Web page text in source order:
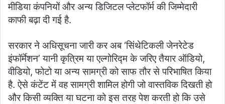
मीडिया कंपनियों और अन्य डिजिटल प्लेटफॉर्म की जिम्मेदारी
काफी बढ़ा दी गई है.
सरकार ने अधिसूचना जारी कर अब ‘सिंथेटिकली जेनरेटेड
इंफॉर्मेशन’ यानी कृत्रिम या एल्गोरिद्म के जरिए तैयार ऑडियो,
वीडियो, फोटो या अन्य सामग्री को साफ तौर से परिभाषित किया
है. ऐसे कंटेंट में वह सामग्री शामिल होगी जो वास्तविक दिखती हो
और किसी व्यक्ति या घटना को इस तरह पेश करती हो कि उसे